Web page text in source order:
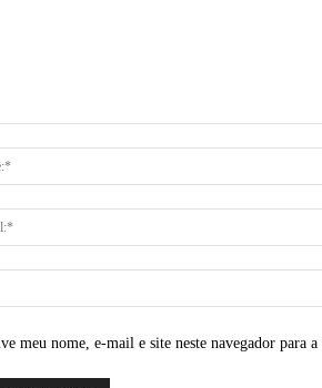
meu nome, e-mail e site neste navegador para